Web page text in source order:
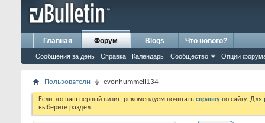
Главная Форум
Сообщения за день Справка Календарь Сообщество Опции
Blogs Что нового?
Пользователи evonhummell134
Если это ваш первый визит, рекомендуем почитать справку по сайту.
выберите раздел.